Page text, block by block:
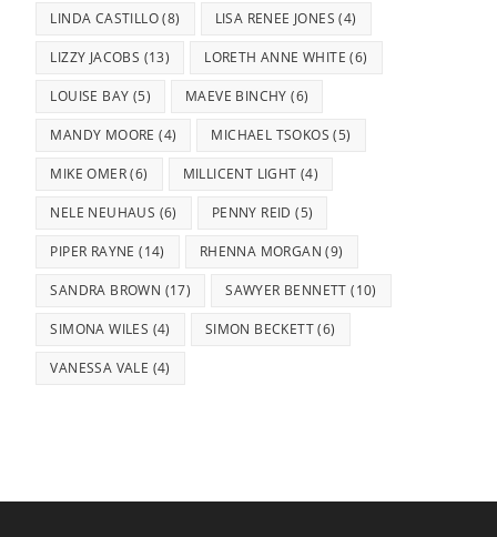
LINDA CASTILLO(8) LISA RENEE JONES (4)
LIZZY JACOBS (13) LORETH ANNE WHITE (6)
LOUISE BAY (5) MAEVE BINCHY (6)
MANDY MOORE (4) MICHAEL TSOKOS (5)
MIKE OMER(6) MILLICENT LIGHT (4)
NELE NEUHAUS (6) PENNY REID (5)
PIPER RAYNE (14) RHENNA MORGAN (9)
SANDRA BROWN (17) SAWYER BENNETT (10)
SIMONA WILES (4) SIMON BECKETT(6)
VANESSA VALE (4)